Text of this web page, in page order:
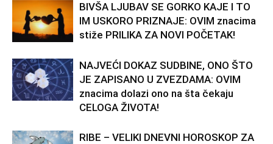
BIVŠA LJUBAV SE GORKO KAJE I TO
IM USKORO PRIZNAJE: OVIM znacima
stiže PRILIKA ZA NOVI POČETAK!
NAJVEĆI DOKAZ SUDBINE, ONO ŠTO
JE ZAPISANO U ZVEZDAMA: OVIM
znacima dolazi ono na šta čekaju
CELOGA ŽIVOTA!
RIBE – VELIKI DNEVNI HOROSKOP ZA